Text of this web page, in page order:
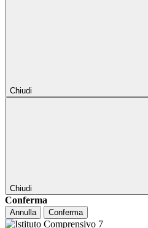
Chiudi
Chiudi
Conferma
Annulla Conferma